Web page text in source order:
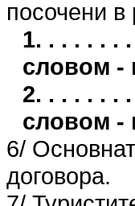
посочени в
1. . . . . . .
словом -
2. . . . . . .
словом -
6/
договора.